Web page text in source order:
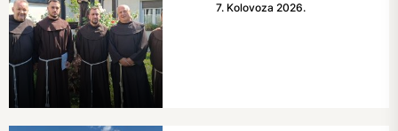
7. Kolovoza 2026.